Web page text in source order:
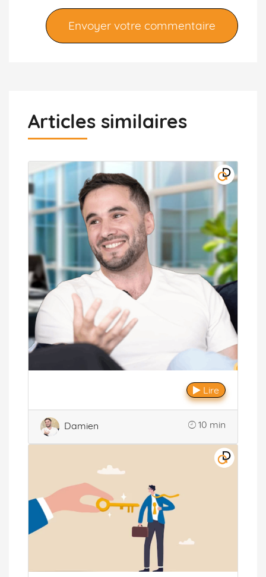
Envoyer votre commentaire
Articles similaires
Lire
Damien 10 min